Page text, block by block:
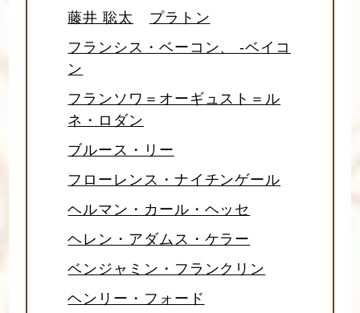
藤井 聡太
プラトン
フランシス・ベーコン、 -ベイコ
ン
フランソワ＝オーギュスト＝ル
ネ・ロダン
ブルース・リー
フローレンス・ナイチンゲール
ヘルマン・カール・ヘッセ
ヘレン・アダムス・ケラー
ベンジャミン・フランクリン
ヘンリー・フォード